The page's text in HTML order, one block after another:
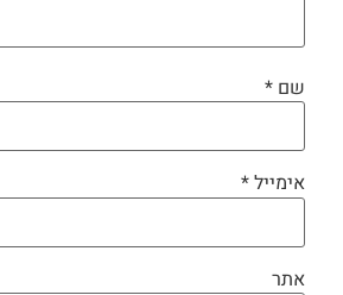
שם *
אימייל*
אתר